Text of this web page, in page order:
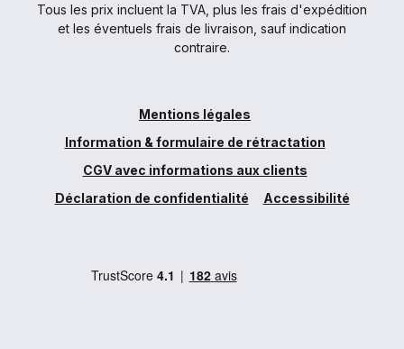
Tous les prix incluent la TVA, plus les frais d'expédition
et les éventuels frais de livraison, sauf indication
contraire.
Mentions légales
Information & formulaire de rétractation
CGV avec informations aux clients
Déclaration de confidentialité
Accessibilité